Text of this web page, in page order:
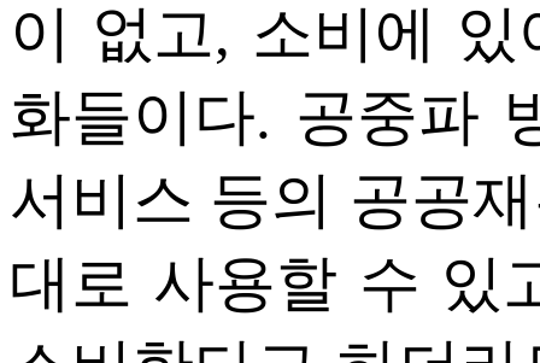
이 없고, 소비에
화들이다. 공중파
서비스 등의 공공
대로 사용할 수 있